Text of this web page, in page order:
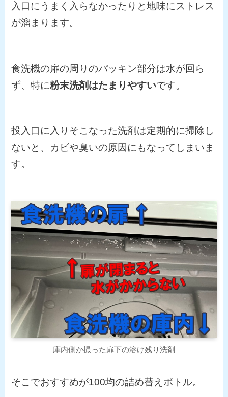
入口にうまく入らなかったりと地味にストレス
が溜まります。
食洗機の扉の周りのパッキン部分は水が回ら
ず、特に粉末洗剤はたまりやすいです。
投入口に入りそこなった洗剤は定期的に掃除し
ないと、カビや臭いの原因にもなってしまいま
す。
庫内側か撮った扉下の溶け残り洗剤
そこでおすすめが100均の詰め替えボトル。